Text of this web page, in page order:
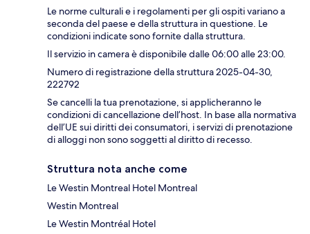
Le norme culturali e i regolamenti per gli ospiti variano a
seconda del paese e della struttura in questione. Le
condizioni indicate sono fornite dalla struttura.
Il servizio in camera è disponibile dalle 06:00 alle 23:00.
Numero di registrazione della struttura 2025-04-30,
222792
Se cancelli la tua prenotazione, si applicheranno le
condizioni di cancellazione dell’host. In base alla normativa
dell’UE sui diritti dei consumatori, i servizi di prenotazione
di alloggi non sono soggetti al diritto di recesso.
Struttura nota anche come
Le Westin Montreal Hotel Montreal
Westin Montreal
Le Westin Montréal Hotel